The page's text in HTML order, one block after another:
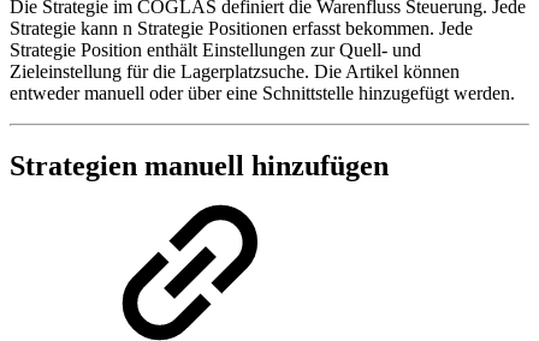
Die Strategie im COGLAS definiert die Warenfluss Steuerung. Jede
Strategie kann n Strategie Positionen erfasst bekommen. Jede
Strategie Position enthält Einstellungen zur Quell- und
Zieleinstellung für die Lagerplatzsuche. Die Artikel können
entweder manuell oder über eine Schnittstelle hinzugefügt werden.
Strategien manuell hinzufügen